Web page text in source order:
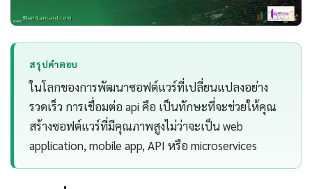
สรุปคำตอบ
ในโลกของการพัฒนาซอฟต์แวร์ที่เปลี่ยนแปลงอย่าง
รวดเร็ว การเชื่อมต่อ api คือ เป็นทักษะที่จะช่วยให้คุณ
สร้างซอฟต์แวร์ที่มีคุณภาพสูงไม่ว่าจะเป็น web
application, mobile app, API หรือ microservices